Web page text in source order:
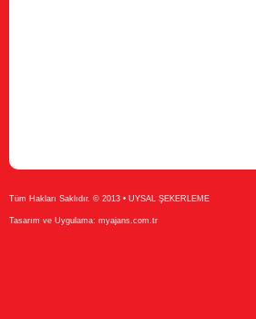
Tüm Hakları Saklıdır. © 2013 • UYSAL ŞEKERLEME
Tasarım ve Uygulama: myajans.com.tr